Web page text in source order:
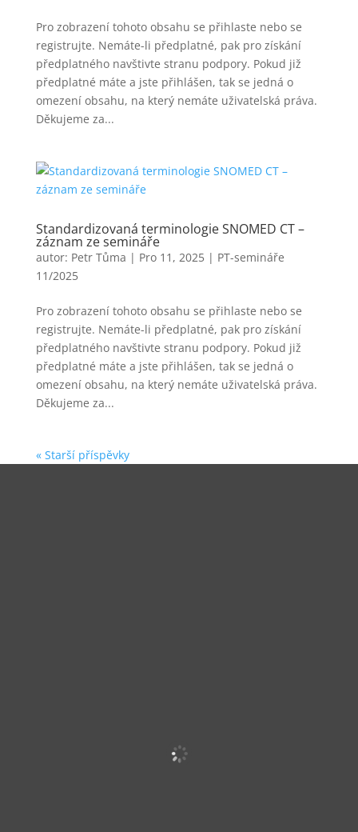
Pro zobrazení tohoto obsahu se přihlaste nebo se
registrujte. Nemáte-li předplatné, pak pro získání
předplatného navštivte stranu podpory. Pokud již
předplatné máte a jste přihlášen, tak se jedná o
omezení obsahu, na který nemáte uživatelská práva.
Děkujeme za...
Standardizovaná terminologie SNOMED CT –
záznam ze semináře
autor: Petr Tůma | Pro 11, 2025| PT-semináře
11/2025
Pro zobrazení tohoto obsahu se přihlaste nebo se
registrujte. Nemáte-li předplatné, pak pro získání
předplatného navštivte stranu podpory. Pokud již
předplatné máte a jste přihlášen, tak se jedná o
omezení obsahu, na který nemáte uživatelská práva.
Děkujeme za...
« Starší příspěvky